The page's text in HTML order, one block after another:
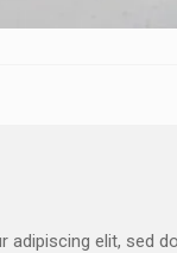
elit, sed